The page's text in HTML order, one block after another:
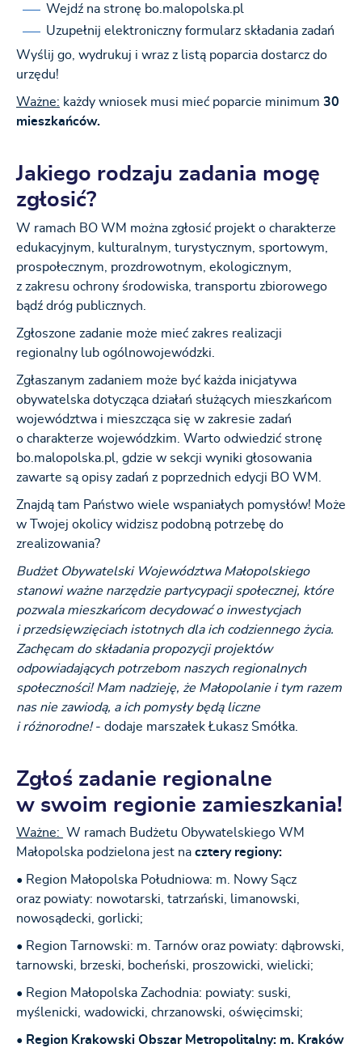
Wejdź na stronę bo.malopolska.pl
Uzupełnij elektroniczny formularz składania zadań
Wyślij go, wydrukuj i wraz z listą poparcia dostarcz do
urzędu!
Ważne: każdy wniosek musi mieć poparcie minimum 30
mieszkańców.
Jakiego rodzaju zadania mogę
zgłosić?
W ramach BO WM można zgłosić projekt o charakterze
edukacyjnym, kulturalnym, turystycznym, sportowym,
prospołecznym, prozdrowotnym, ekologicznym,
z zakresu ochrony środowiska, transportu zbiorowego
bądź dróg publicznych.
Zgłoszone zadanie może mieć zakres realizacji
regionalny lub ogólnowojewódzki.
Zgłaszanym zadaniem może być każda inicjatywa
obywatelska dotycząca działań służących mieszkańcom
województwa i mieszcząca się w zakresie zadań
o charakterze wojewódzkim. Warto odwiedzić stronę
bo.malopolska.pl, gdzie w sekcji wyniki głosowania
zawarte są opisy zadań z poprzednich edycji BO WM.
Znajdą tam Państwo wiele wspaniałych pomysłów! Może
w Twojej okolicy widzisz podobną potrzebę do
zrealizowania?
Budżet Obywatelski Województwa Małopolskiego
stanowi ważne narzędzie partycypacji społecznej, które
pozwala mieszkańcom decydować o inwestycjach
i przedsięwzięciach istotnych dla ich codziennego życia.
Zachęcam do składania propozycji projektów
odpowiadających potrzebom naszych regionalnych
społeczności! Mam nadzieję, że Małopolanie i tym razem
nas nie zawiodą, a ich pomysły będą liczne
i różnorodne!- dodaje marszałek Łukasz Smółka.
Zgłoś zadanie regionalne
w swoim regionie zamieszkania!
Ważne:
W ramach Budżetu Obywatelskiego WM
Małopolska podzielona jest na cztery regiony:
• Region Małopolska Południowa: m. Nowy Sącz
oraz powiaty: nowotarski, tatrzański, limanowski,
nowosądecki, gorlicki;
• Region Tarnowski: m. Tarnów oraz powiaty: dąbrowski,
tarnowski, brzeski, bocheński, proszowicki, wielicki;
• Region Małopolska Zachodnia: powiaty: suski,
myślenicki, wadowicki, chrzanowski, oświęcimski;
• Region Krakowski Obszar Metropolitalny: m. Kraków